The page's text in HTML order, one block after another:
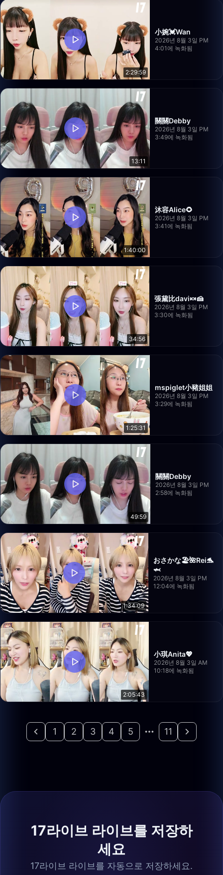
2:29:59
小婉💓Wan
2026년 8월 3일 PM
4:01에 녹화됨
13:11
關關Debby
2026년 8월 3일 PM
3:49에 녹화됨
1:40:00
沐容Alice🌻
2026년 8월 3일 PM
3:41에 녹화됨
34:56
張黛比davi🍬🍰
2026년 8월 3일 PM
3:30에 녹화됨
1:25:31
mspiglet小豬姐姐
2026년 8월 3일 PM
3:29에 녹화됨
49:59
關關Debby
2026년 8월 3일 PM
2:58에 녹화됨
1:34:09
おさかな🏖🌺Rei🐬
🦈
2026년 8월 3일 PM
12:04에 녹화됨
2:05:43
小琪Anita💖
2026년 8월 3일 AM
10:18에 녹화됨
1 2 3 4 5 11
17라이브 라이브를 저장하
세요
17라이브 라이브를 자동으로 저장하세요.